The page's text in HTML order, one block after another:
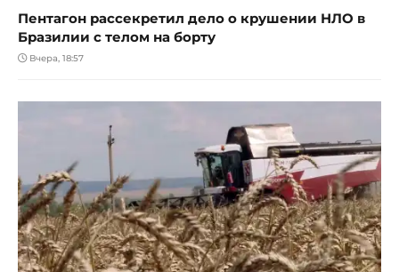
Пентагон рассекретил дело о крушении НЛО в
Бразилии с телом на борту
Вчера, 18:57